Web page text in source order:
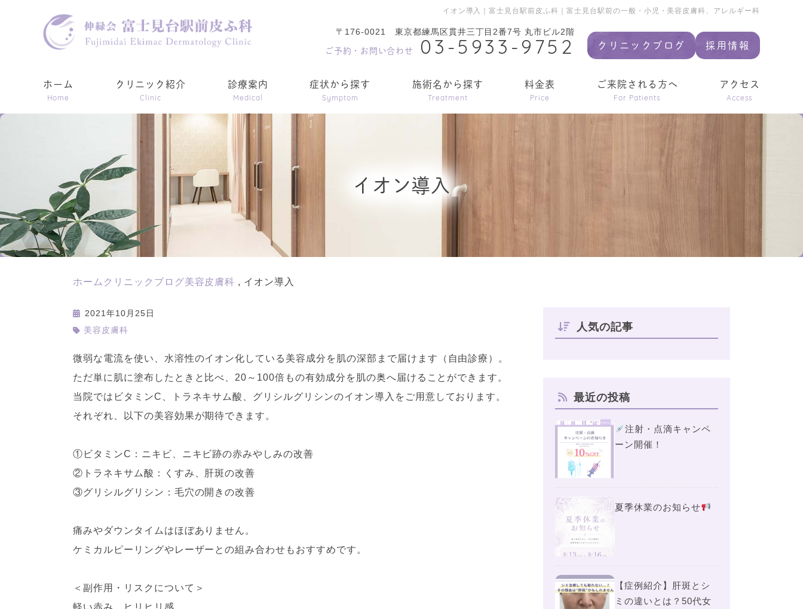
クリニックブログ 採用情報
イオン導入｜富士見台駅前皮ふ科｜富士見台駅前の一般・小児・美容皮膚科、アレルギー科
〒176-0021 東京都練馬区貫井三丁目2番7号 丸市ビル2階
ご予約・お問い合わせ 03-5933-9752
ホーム
Home
クリニック紹介
Clinic
診療案内
Medical
症状から探す
Symptom
施術名から探す
Treatment
料金表
Price
ご来院される方へ
For Patients
アクセス
Access
イオン導入
ホーム クリニックブログ美容皮膚科 イオン導入
2021年10月25日
美容皮膚科
微弱な電流を使い、水溶性のイオン化している美容成分を肌の深部まで届けます（自由診療）。
ただ単に肌に塗布したときと比べ、20～100倍もの有効成分を肌の奥へ届けることができます。
当院ではビタミンC、トラネキサム酸、グリシルグリシンのイオン導入をご用意しております。
それぞれ、以下の美容効果が期待できます。
①ビタミンC：ニキビ、ニキビ跡の赤みやしみの改善
②トラネキサム酸：くすみ、肝斑の改善
③グリシルグリシン：毛穴の開きの改善
痛みやダウンタイムはほぼありません。
ケミカルピーリングやレーザーとの組み合わせもおすすめです。
＜副作用・リスクについて＞
軽い赤み、ヒリヒリ感
人気の記事
最近の投稿
注射・点滴キャンペ
ーン開催！
夏季休業のお知らせ
【症例紹介】肝斑とシ
ミの違いとは？50代女